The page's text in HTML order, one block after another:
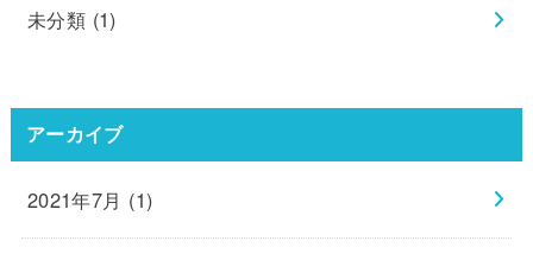
未分類 (1)
アーカイブ
2021年7月 (1)